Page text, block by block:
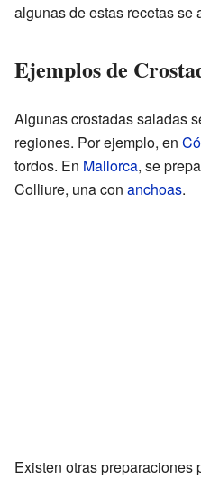
algunas de estas recetas se
Ejemplos de
Algunas crostadas saladas
regiones. Por ejemplo, en
tordos. En Mallorca, se
Colliure, una con anchoas.
Existen otras preparaciones